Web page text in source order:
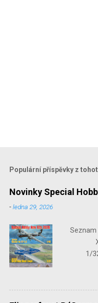
Populární příspěvky z
Novinky Special
-ledna 29, 2026
X-15-
1/32